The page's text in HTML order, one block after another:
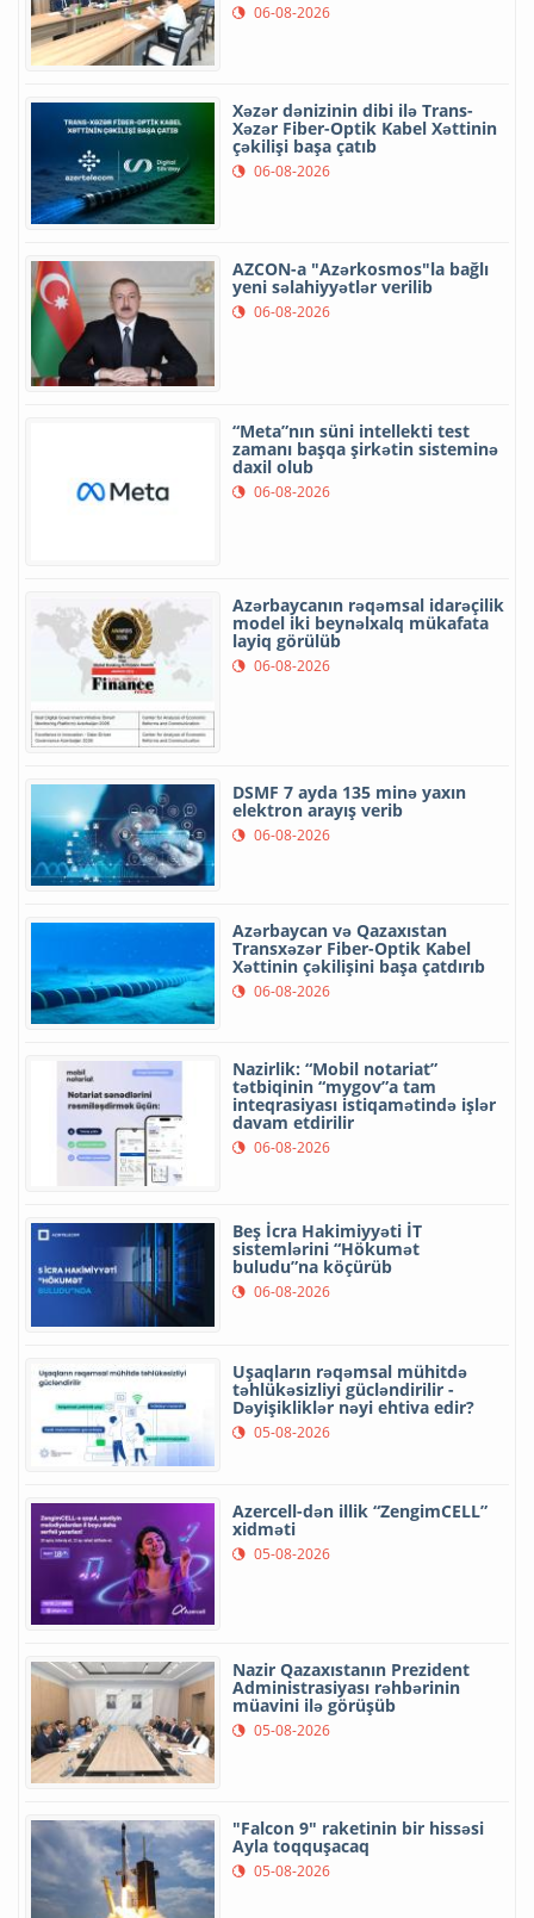
06-08-2026
Xəzər dənizinin dibi ilə Trans-
Xəzər Fiber-Optik Kabel Xəttinin
çəkilişi başa çatıb
06-08-2026
AZCON-a "Azərkosmos"la bağlı
yeni səlahiyyətlər verilib
06-08-2026
“Meta”nın süni intellekti test
zamanı başqa şirkətin sisteminə
daxil olub
06-08-2026
Azərbaycanın rəqəmsal idarəçilik
model iki beynəlxalq mükafata
layiq görülüb
06-08-2026
DSMF 7 ayda 135 minə yaxın
elektron arayış verib
06-08-2026
Azərbaycan və Qazaxıstan
Transxəzər Fiber-Optik Kabel
Xəttinin çəkilişini başa çatdırıb
06-08-2026
Nazirlik: “Mobil notariat”
tətbiqinin “mygov”a tam
inteqrasiyası istiqamətində işlər
davam etdirilir
06-08-2026
Beş İcra Hakimiyyəti İT
sistemlərini “Hökumət
buludu”na köçürüb
06-08-2026
Uşaqların rəqəmsal mühitdə
təhlükəsizliyi gücləndirilir -
Dəyişikliklər nəyi ehtiva edir?
05-08-2026
Azercell-dən illik “ZengimCELL”
xidməti
05-08-2026
Nazir Qazaxıstanın Prezident
Administrasiyası rəhbərinin
müavini ilə görüşüb
05-08-2026
"Falcon 9" raketinin bir hissəsi
Ayla toqquşacaq
05-08-2026